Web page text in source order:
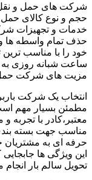
شرکت های حمل و نقل
حجم و نوع کالای حمل
خدمات و تجهیزات
حذف تمام واسطه ها و
ساعت شبانه روزی به
مزیت های شرکت حمل
انتخاب یک شرکت
مطمئن بسیار مهم
معتبر،کادر با
مناسب جهت بسته
حرفه ای به مشتریان
این ویژگی ها
تحویل سالم بار